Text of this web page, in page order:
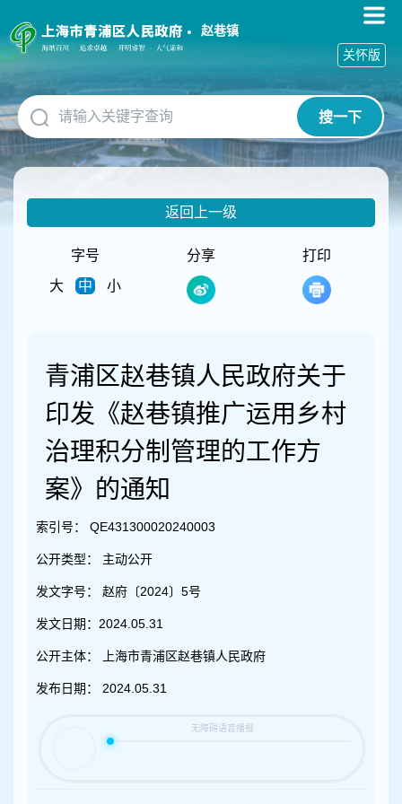
障
碍
作
说
明
跳
到
网
赵巷镇
搜一下
关怀版
返回上一级
字号
大
中 小
分享 打印
青浦区赵巷镇人民政府关于
印发《赵巷镇推广运用乡村
治理积分制管理的工作方
案》的通知
索引号： QE431300020240003
公开类型： 主动公开
发文字号： 赵府〔2024〕5号
发文日期： 2024.05.31
公开主体： 上海市青浦区赵巷镇人民政府
发布日期： 2024.05.31